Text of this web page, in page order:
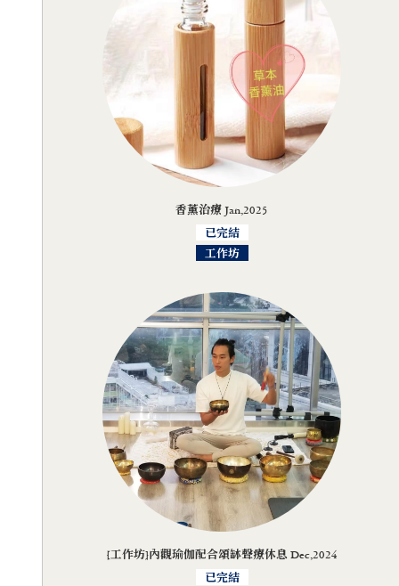
香薰治療 Jan,2025
已完結
工作坊
[工作坊]內觀瑜伽配合頌缽聲療休息 Dec,2024
已完結